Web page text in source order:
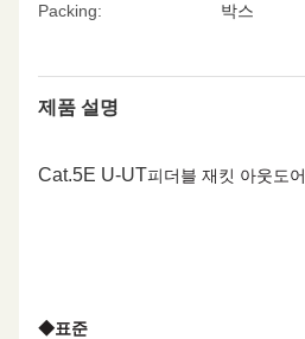
Packing: 박스
제품 설명
Cat.5E U-UT피더블 재킷 아웃도어
◆표준